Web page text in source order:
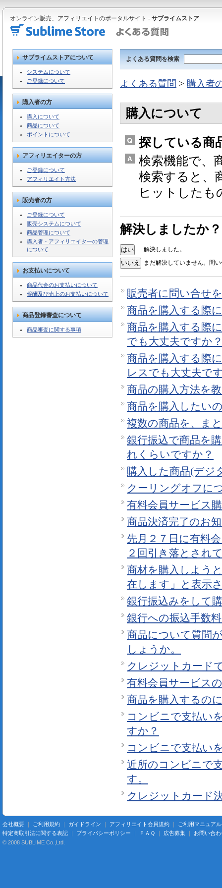
オンライン販売、アフィリエイトのポータルサイト - サブライムストア
サブライムストアについて
システムについて
ご登録について
購入者の方
購入について
商品について
ポイントについて
アフィリエイターの方
ご登録について
アフィリエイト方法
販売者の方
ご登録について
販売システムについて
商品管理について
購入者・アフィリエイターの管理
について
お支払いについて
商品代金のお支払いについて
報酬及び売上のお支払いについて
商品登録審査について
商品審査に関する事項
よくある質問を検索
よくある質問 > 購入者
購入について
探している商
検索機能で、
検索すると、
ヒットしたも
解決しましたか？
解決しました。
まだ解決していません。問
販売者に問い合せ
商品を購入する際
商品を購入する際
でも大丈夫ですか
商品を購入する際
レスでも大丈夫で
商品の購入方法を
商品を購入したい
複数の商品を、ま
銀行振込で商品を
れくらいですか？
購入した商品(デジ
クーリングオフに
有料会員サービス
商品決済完了のお
先月２７日に有料
２回引き落とされ
商材を購入しよう
在します」と表示
銀行振込みをして
銀行への振込手数
商品について質問
しょうか。
クレジットカード
有料会員サービス
商品を購入するの
コンビニで支払い
すか？
コンビニで支払い
近所のコンビニで
す。
クレジットカード
会社概要 ｜ ご利用規約 ｜ ガイドライン ｜ アフィリエイト会員規約 ｜ ご利用マニュアル
特定商取引法に関する表記 ｜ プライバシーポリシー ｜ ＦＡＱ ｜ 広告募集 ｜ お問い合わ
© 2008 SUBLIME Co.,Ltd.